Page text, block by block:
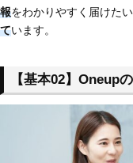
報をわかりやすく届けたい
ています。
【基本02】Oneup